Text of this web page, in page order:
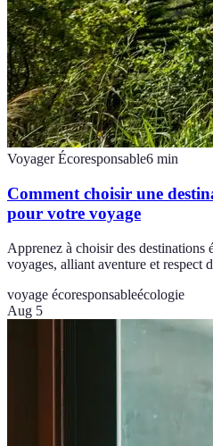
Voyager Écoresponsable6 min
Comment choisir une
pour votre voyage
Apprenez à choisir des destinations
voyages, alliant aventure et respect
voyage écoresponsableécologie
Aug 5